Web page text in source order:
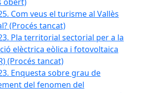
Com veus el turisme al Vallès
(Procés tancat)
Pla territorial sectorial per a la
elèctrica eòlica i fotovoltaica
(Procés tancat)
Enquesta sobre grau de
del fenomen del